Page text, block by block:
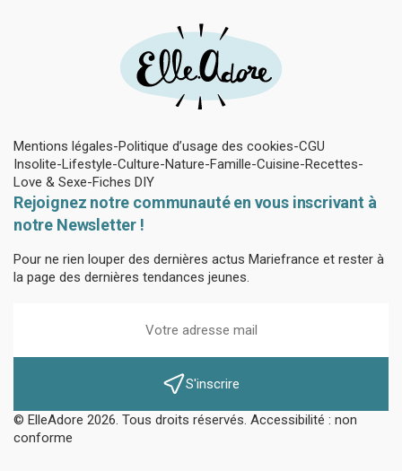
Mentions légales Politique d’usage des cookies CGU
Insolite Lifestyle Culture Nature Famille Cuisine Recettes
Love & Sexe Fiches DIY
Rejoignez notre communauté en vous inscrivant à
notre Newsletter !
Pour ne rien louper des dernières actus Mariefrance et rester à
la page des dernières tendances jeunes.
S'inscrire
© ElleAdore 2026. Tous droits réservés. Accessibilité : non
conforme